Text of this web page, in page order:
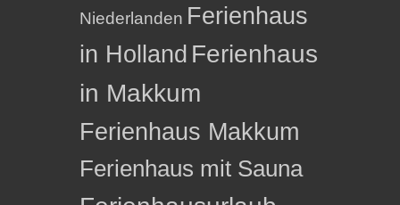
Niederlanden Ferienhaus
in Holland Ferienhaus
in Makkum
Ferienhaus Makkum
Ferienhaus mit Sauna